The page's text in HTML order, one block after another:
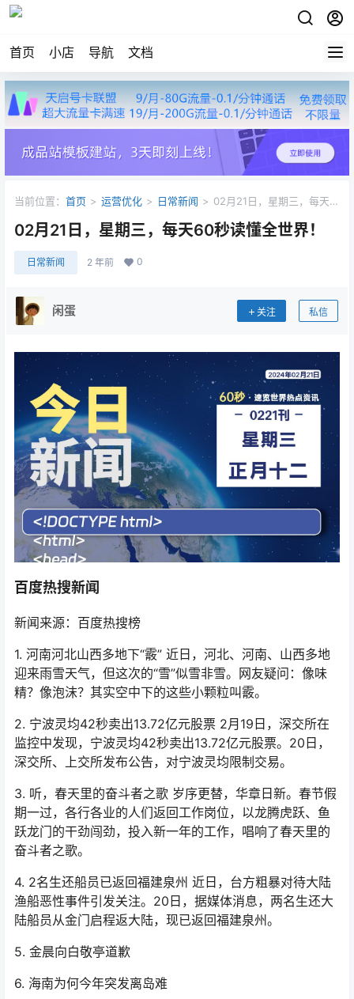
首页 小店 导航 文档
当前位置： 首页 > 运营优化 > 日常新闻 > 02月21日，星期三，每天
02月21日，星期三，每天60秒读懂全世界！
日常新闻 2 年前 0
闲蛋 关注 私信
百度热搜新闻
新闻来源：百度热搜榜
1. 河南河北山西多地下“霰” 近日，河北、河南、山西多地
迎来雨雪天气，但这次的“雪”似雪非雪。网友疑问：像味
精？像泡沫？其实空中下的这些小颗粒叫霰。
2. 宁波灵均42秒卖出13.72亿元股票 2月19日，深交所在
监控中发现，宁波灵均42秒卖出13.72亿元股票。20日，
深交所、上交所发布公告，对宁波灵均限制交易。
3. 听，春天里的奋斗者之歌 岁序更替，华章日新。春节假
期一过，各行各业的人们返回工作岗位，以龙腾虎跃、鱼
跃龙门的干劲闯劲，投入新一年的工作，唱响了春天里的
奋斗者之歌。
4. 2名生还船员已返回福建泉州 近日，台方粗暴对待大陆
渔船恶性事件引发关注。20日，据媒体消息，两名生还大
陆船员从金门启程返大陆，现已返回福建泉州。
5. 金晨向白敬亭道歉
6. 海南为何今年突发离岛难